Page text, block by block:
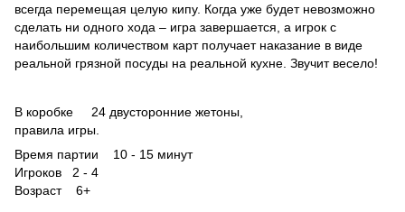
всегда перемещая целую кипу. Когда уже будет невозможно
сделать ни одного хода – игра завершается, а игрок с
наибольшим количеством карт получает наказание в виде
реальной грязной посуды на реальной кухне. Звучит весело!
В коробке 24 двусторонние жетоны,
правила игры.
Время партии 10 - 15 минут
Игроков 2 - 4
Возраст 6+